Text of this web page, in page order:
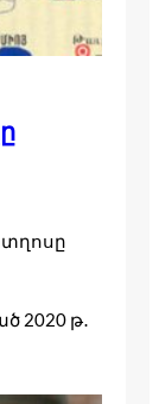
2020 թ․